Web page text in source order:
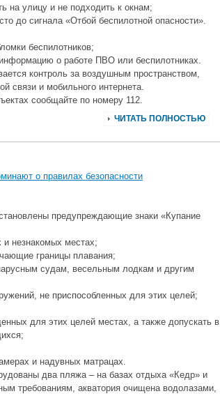
на улицу и не подходить к окнам;
до сигнала «Отбой беспилотной опасности».
беспилотников;
о работе ПВО или беспилотниках.
контроль за воздушным пространством,
связи и мобильного интернета.
сообщайте по номеру 112.
ЧИТАТЬ ПОЛНОСТЬЮ
о правилах безопасности
предупреждающие знаки «Купание
и незнакомых местах;
границы плавания;
судам, весельным лодкам и другим
не приспособленных для этих целей;
для этих целей местах, а также допускать в
и надувных матрацах.
два пляжа – на базах отдыха «Кедр» и
требованиям, акватория очищена водолазами,